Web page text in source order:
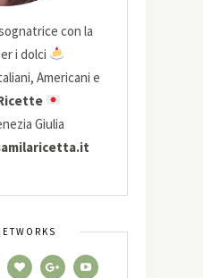
con la
i dolci
Americani e
Giulia